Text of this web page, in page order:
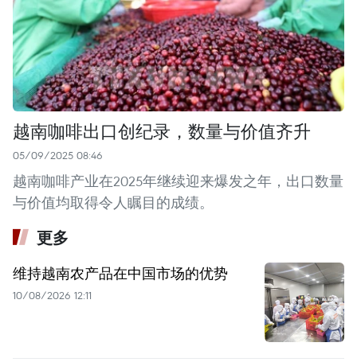
越南咖啡出口创纪录，数量与价值齐升
05/09/2025 08:46
越南咖啡产业在2025年继续迎来爆发之年，出口数量
与价值均取得令人瞩目的成绩。
更多
维持越南农产品在中国市场的优势
10/08/2026 12:11